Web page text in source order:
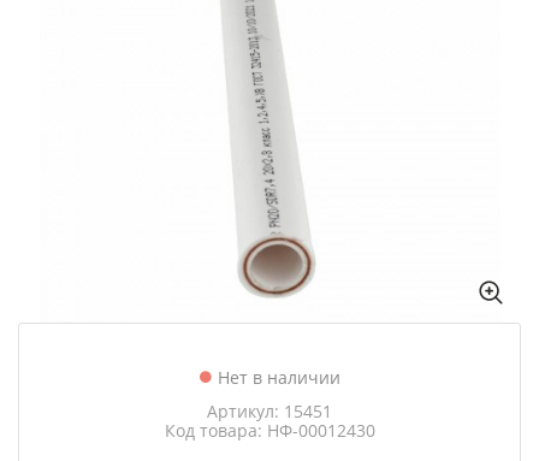
Нет в наличии
Артикул: 15451
Код товара: НФ-00012430